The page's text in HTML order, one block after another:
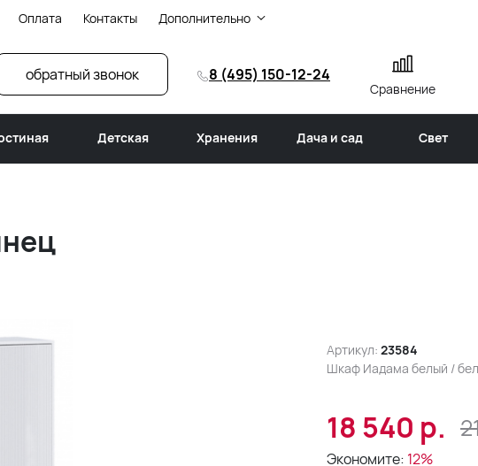
Оплата Контакты Дополнительно
обратный звонок 8 (495) 150-12-24
Сравнение
Детская Хранения Дача и сад Свет
Артикул: 23584
Шкаф Иадама белый /
18 540 р.
Экономите: 12%